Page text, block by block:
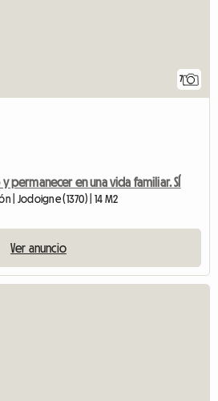
7
permanecer en una vida familiar. SÍ
| Jodoigne (1370) | 14 M2
Ver anuncio